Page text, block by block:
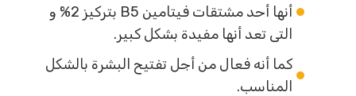
أنها أحد مشتقات فيتامين B5 بتركيز 2% و
التى تعد أنها مفيدة بشكل كبير.
كما أنه فعال من أجل تفتيح البشرة بالشكل
المناسب.